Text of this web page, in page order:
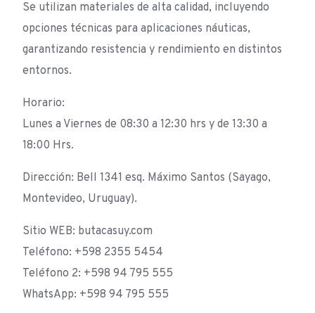
Se utilizan materiales de alta calidad, incluyendo
opciones técnicas para aplicaciones náuticas,
garantizando resistencia y rendimiento en distintos
entornos.
Horario:
Lunes a Viernes de 08:30 a 12:30 hrs y de 13:30 a
18:00 Hrs.
Dirección: Bell 1341 esq. Máximo Santos (Sayago,
Montevideo, Uruguay).
Sitio WEB: butacasuy.com
Teléfono: +598 2355 5454
Teléfono 2: +598 94 795 555
WhatsApp: +598 94 795 555